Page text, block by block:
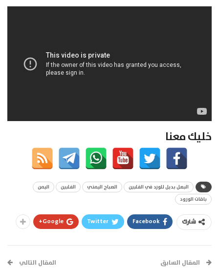
خليك معنا
البصل بديل للورد في الفلبين الصباح اليمني الفلبين
اليمن
باقات الورود
شارك Facebook
Twitter
Google+
المقال السابق المقال التالي